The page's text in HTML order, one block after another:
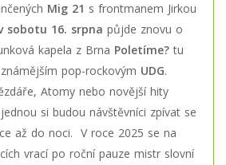
Mig 21 s frontmanem Jirkou
sobotu 16. srpna půjde znovu o
kapela z Brna Poletíme? tu
pop-rockovým UDG.
Atomy nebo novější hity
si budou návštěvníci zpívat se
až do noci. V roce 2025 se na
vrací po roční pauze mistr slovní